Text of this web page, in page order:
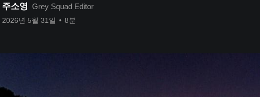
주소영 Grey Squad Editor
2026년 5월 31일 • 8분